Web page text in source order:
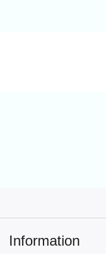
Information